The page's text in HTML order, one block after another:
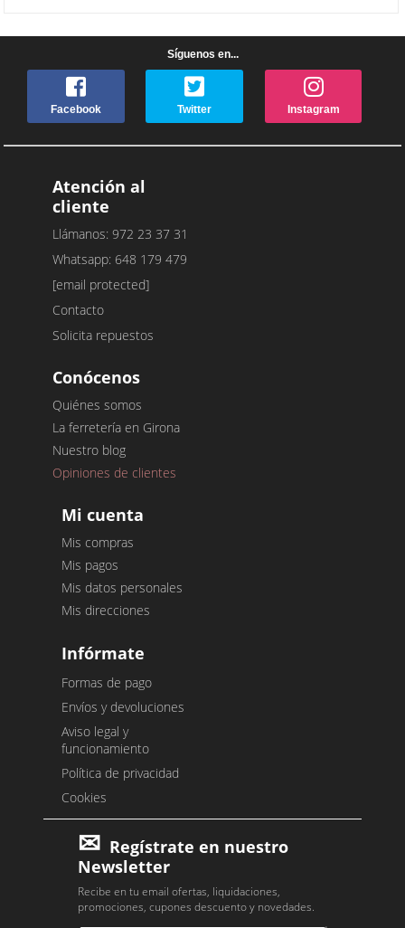
Síguenos en...
Facebook Twitter Instagram
Atención al
cliente
Llámanos: 972 23 37 31
Whatsapp: 648 179 479
[email protected]
Contacto
Solicita repuestos
Conócenos
Quiénes somos
La ferretería en Girona
Nuestro blog
Opiniones de clientes
Mi cuenta
Mis compras
Mis pagos
Mis datos personales
Mis direcciones
Infórmate
Formas de pago
Envíos y devoluciones
Aviso legal y
funcionamiento
Política de privacidad
Cookies
Regístrate en nuestro
Newsletter
Recibe en tu email ofertas, liquidaciones,
promociones, cupones descuento y novedades.